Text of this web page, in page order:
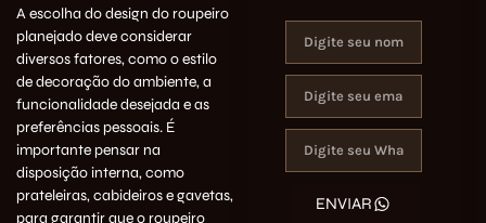
A escolha do design do roupeiro
planejado deve considerar
diversos fatores, como o estilo
de decoração do ambiente, a
funcionalidade desejada e as
preferências pessoais. É
importante pensar na
disposição interna, como
prateleiras, cabideiros e gavetas,
para garantir que o roupeiro
ENVIAR